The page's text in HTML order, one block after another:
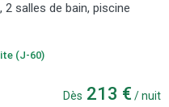
2 salles de bain, piscine
(J-60)
Dès 213 € / nuit